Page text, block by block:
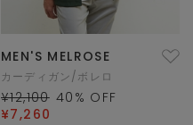
MEN'S MELROSE
カーディガン/ボレロ
¥12,100 40 % OFF
¥7,260